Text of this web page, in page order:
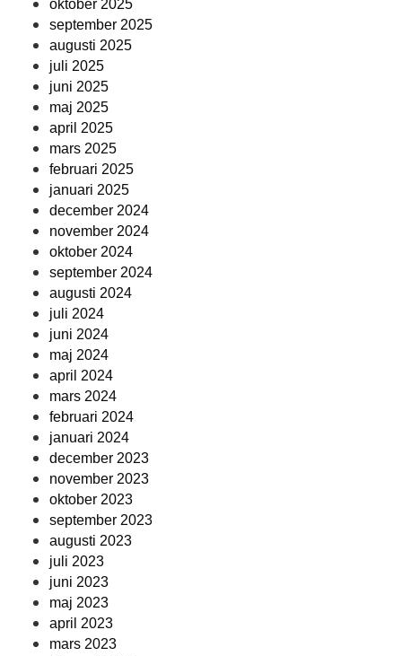
oktober 2025
september 2025
augusti 2025
juli 2025
juni 2025
maj 2025
april 2025
mars 2025
februari 2025
januari 2025
december 2024
november 2024
oktober 2024
september 2024
augusti 2024
juli 2024
juni 2024
maj 2024
april 2024
mars 2024
februari 2024
januari 2024
december 2023
november 2023
oktober 2023
september 2023
augusti 2023
juli 2023
juni 2023
maj 2023
april 2023
mars 2023